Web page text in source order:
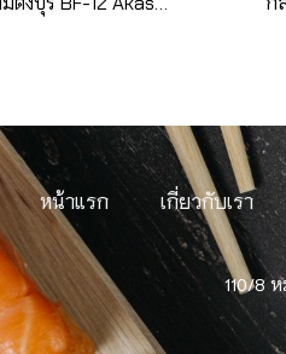
หน้าแรก เกี่ยวกับเรา
110/8